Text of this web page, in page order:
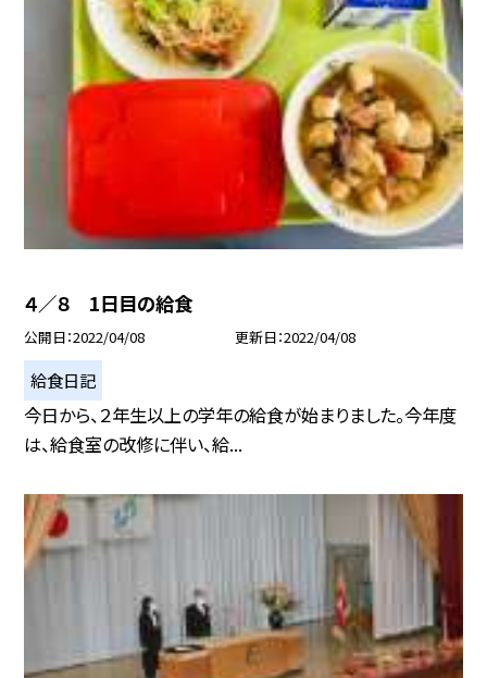
４／８ 1日目の給食
公開日 2022/04/08 更新日 2022/04/08
給食日記
今日から、２年生以上の学年の給食が始まりました。今年度
は、給食室の改修に伴い、給...